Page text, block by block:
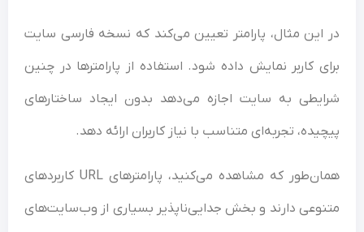
این مثال، پارامتر تعیین می‌کند که نسخه فارسی سایت
کاربر نمایش داده شود. استفاده از پارامترها در چنین
به سایت اجازه می‌دهد بدون ایجاد ساختارهای
تجربه‌ای متناسب با نیاز کاربران ارائه دهد.
همان‌طور که مشاهده می‌کنید، پارامترهای URL کاربردهای
دارند و بخش جدایی‌ناپذیر بسیاری از وب‌سایت‌های